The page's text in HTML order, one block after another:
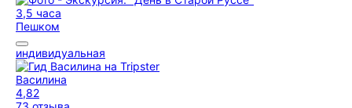
3,5 часа
Пешком
индивидуальная
Василина
4,82